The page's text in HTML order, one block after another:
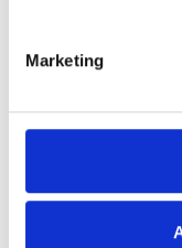
Marketing